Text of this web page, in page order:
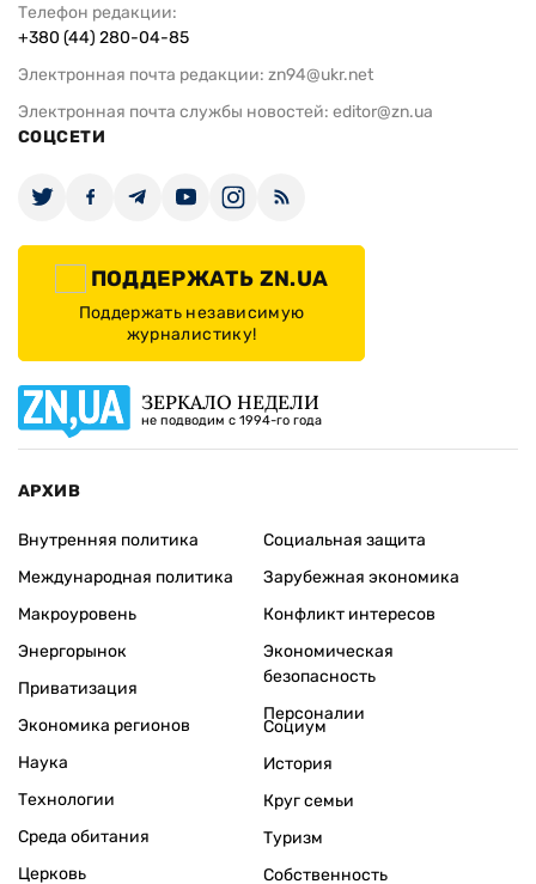
Телефон редакции:
+380 (44) 280-04-85
Электронная почта редакции: zn94@ukr.net
Электронная почта службы новостей: editor@zn.ua
СОЦСЕТИ
ПОДДЕРЖАТЬ ZN.UA
Поддержать независимую
журналистику!
ЗЕРКАЛО НЕДЕЛИ
не подводим с 1994-го года
АРХИВ
Внутренняя политика
Международная политика
Макроуровень
Энергорынок
Приватизация
Экономика регионов
Социальная защита
Зарубежная экономика
Конфликт интересов
Экономическая
безопасность
Персоналии
Наука
Технологии
Среда обитания
Церковь
Социум
История
Круг семьи
Туризм
Собственность